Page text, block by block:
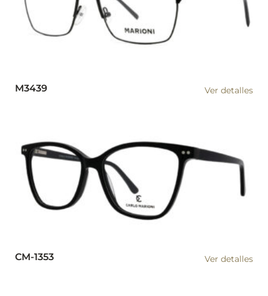
M3439 Ver detalles
CM-1353 Ver detalles